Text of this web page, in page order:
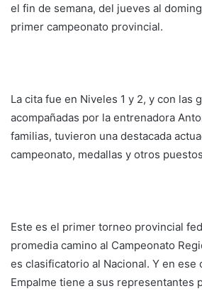
el fin de semana, del jueves al
primer campeonato provincial.
La cita fue en Niveles 1 y 2, y con las
acompañadas por la entrenadora
familias, tuvieron una destacada
campeonato, medallas y otros
Este es el primer torneo provincial
promedia camino al Campeonato
es clasificatorio al Nacional. Y en ese
Empalme tiene a sus representantes